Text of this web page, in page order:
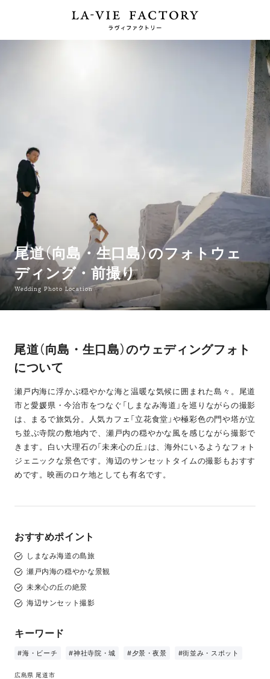
尾道（向島・生口島）のフォトウェ
ディング・前撮り
Wedding Photo Location
尾道（向島・生口島）のウェディングフォト
について
瀬戸内海に浮かぶ穏やかな海と温暖な気候に囲まれた島々。尾道
市と愛媛県・今治市をつなぐ「しまなみ海道」を巡りながらの撮影
は、まるで旅気分。人気カフェ「立花食堂」や極彩色の門や塔が立
ち並ぶ寺院の敷地内で、瀬戸内の穏やかな風を感じながら撮影で
きます。白い大理石の「未来心の丘」は、海外にいるようなフォト
ジェニックな景色です。海辺のサンセットタイムの撮影もおすす
めです。映画のロケ地としても有名です。
おすすめポイント
しまなみ海道の島旅
瀬戸内海の穏やかな景観
未来心の丘の絶景
海辺サンセット撮影
キーワード
#海・ビーチ #神社寺院・城 #夕景・夜景 #街並み・スポット
広島県 尾道市